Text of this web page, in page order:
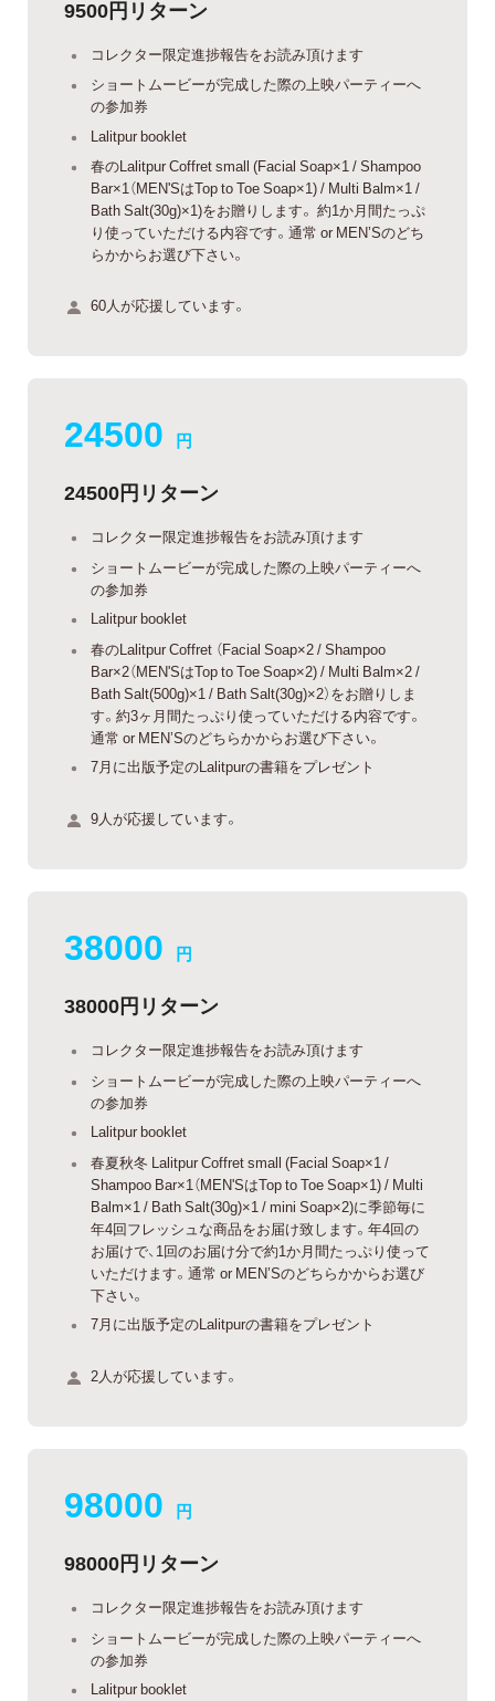
9500円リターン
コレクター限定進捗報告をお読み頂けます
ショートムービーが完成した際の上映パーティーへ
の参加券
Lalitpur booklet
春のLalitpur Coffret small (Facial Soap×1 / Shampoo
Bar×1（MEN'SはTop to Toe Soap×1) / Multi Balm×1 /
Bath Salt(30g)×1)をお贈りします。 約1か月間たっぷ
り使っていただける内容です。通常 or MEN’Sのどち
らかからお選び下さい。
60人が応援しています。
24500 円
24500円リターン
コレクター限定進捗報告をお読み頂けます
ショートムービーが完成した際の上映パーティーへ
の参加券
Lalitpur booklet
春のLalitpur Coffret （Facial Soap×2 / Shampoo
Bar×2（MEN'SはTop to Toe Soap×2) / Multi Balm×2 /
Bath Salt(500g)×1 / Bath Salt(30g)×2）をお贈りしま
す。約3ヶ月間たっぷり使っていただける内容です。
通常 or MEN’Sのどちらかからお選び下さい。
7月に出版予定のLalitpurの書籍をプレゼント
9人が応援しています。
38000 円
38000円リターン
コレクター限定進捗報告をお読み頂けます
ショートムービーが完成した際の上映パーティーへ
の参加券
Lalitpur booklet
春夏秋冬 Lalitpur Coffret small (Facial Soap×1 /
Shampoo Bar×1（MEN'SはTop to Toe Soap×1) / Multi
Balm×1 / Bath Salt(30g)×1 / mini Soap×2)に季節毎に
年4回フレッシュな商品をお届け致します。年4回の
お届けで、1回のお届け分で約1か月間たっぷり使って
いただけます。通常 or MEN’Sのどちらかからお選び
下さい。
7月に出版予定のLalitpurの書籍をプレゼント
2人が応援しています。
98000 円
98000円リターン
コレクター限定進捗報告をお読み頂けます
ショートムービーが完成した際の上映パーティーへ
の参加券
Lalitpur booklet